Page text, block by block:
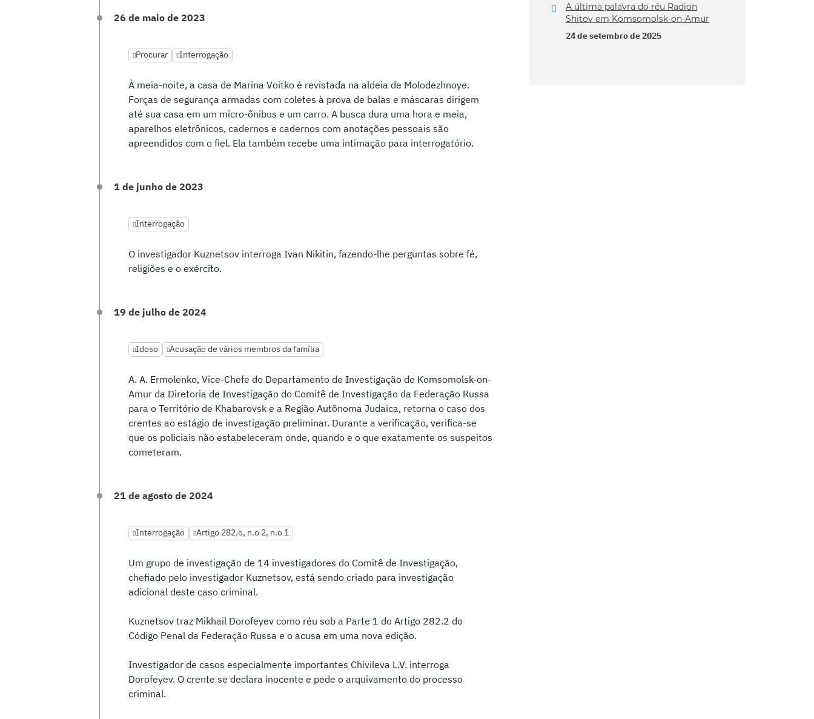
26 de maio de 2023
Procurar Interrogação
À meia-noite, a casa de Marina Voitko é revistada na aldeia de Molodezhnoye.
Forças de segurança armadas com coletes à prova de balas e máscaras dirigem
até sua casa em um micro-ônibus e um carro. A busca dura uma hora e meia,
aparelhos eletrônicos, cadernos e cadernos com anotações pessoais são
apreendidos com o fiel. Ela também recebe uma intimação para interrogatório.
1 de junho de 2023
Interrogação
O investigador Kuznetsov interroga Ivan Nikitin, fazendo-lhe perguntas sobre fé,
religiões e o exército.
19 de julho de 2024
Idoso Acusação de vários membros da família
A. A. Ermolenko, Vice-Chefe do Departamento de Investigação de Komsomolsk-on-
Amur da Diretoria de Investigação do Comitê de Investigação da Federação Russa
para o Território de Khabarovsk e a Região Autônoma Judaica, retorna o caso dos
crentes ao estágio de investigação preliminar. Durante a verificação, verifica-se
que os policiais não estabeleceram onde, quando e o que exatamente os suspeitos
cometeram.
21 de agosto de 2024
Interrogação Artigo 282.o, n.o 2, n.o 1
Um grupo de investigação de 14 investigadores do Comitê de Investigação,
chefiado pelo investigador Kuznetsov, está sendo criado para investigação
adicional deste caso criminal.
Kuznetsov traz Mikhail Dorofeyev como réu sob a Parte 1 do Artigo 282.2 do
Código Penal da Federação Russa e o acusa em uma nova edição.
Investigador de casos especialmente importantes Chivileva L.V. interroga
Dorofeyev. O crente se declara inocente e pede o arquivamento do processo
criminal.
A última palavra do réu Radion
Shitov em Komsomolsk-on-Amur
24 de setembro de 2025